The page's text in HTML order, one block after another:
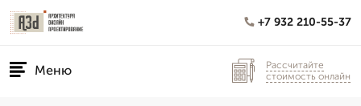
+7 932 210-55-37
Меню
Рассчитайте
стоимость онлайн